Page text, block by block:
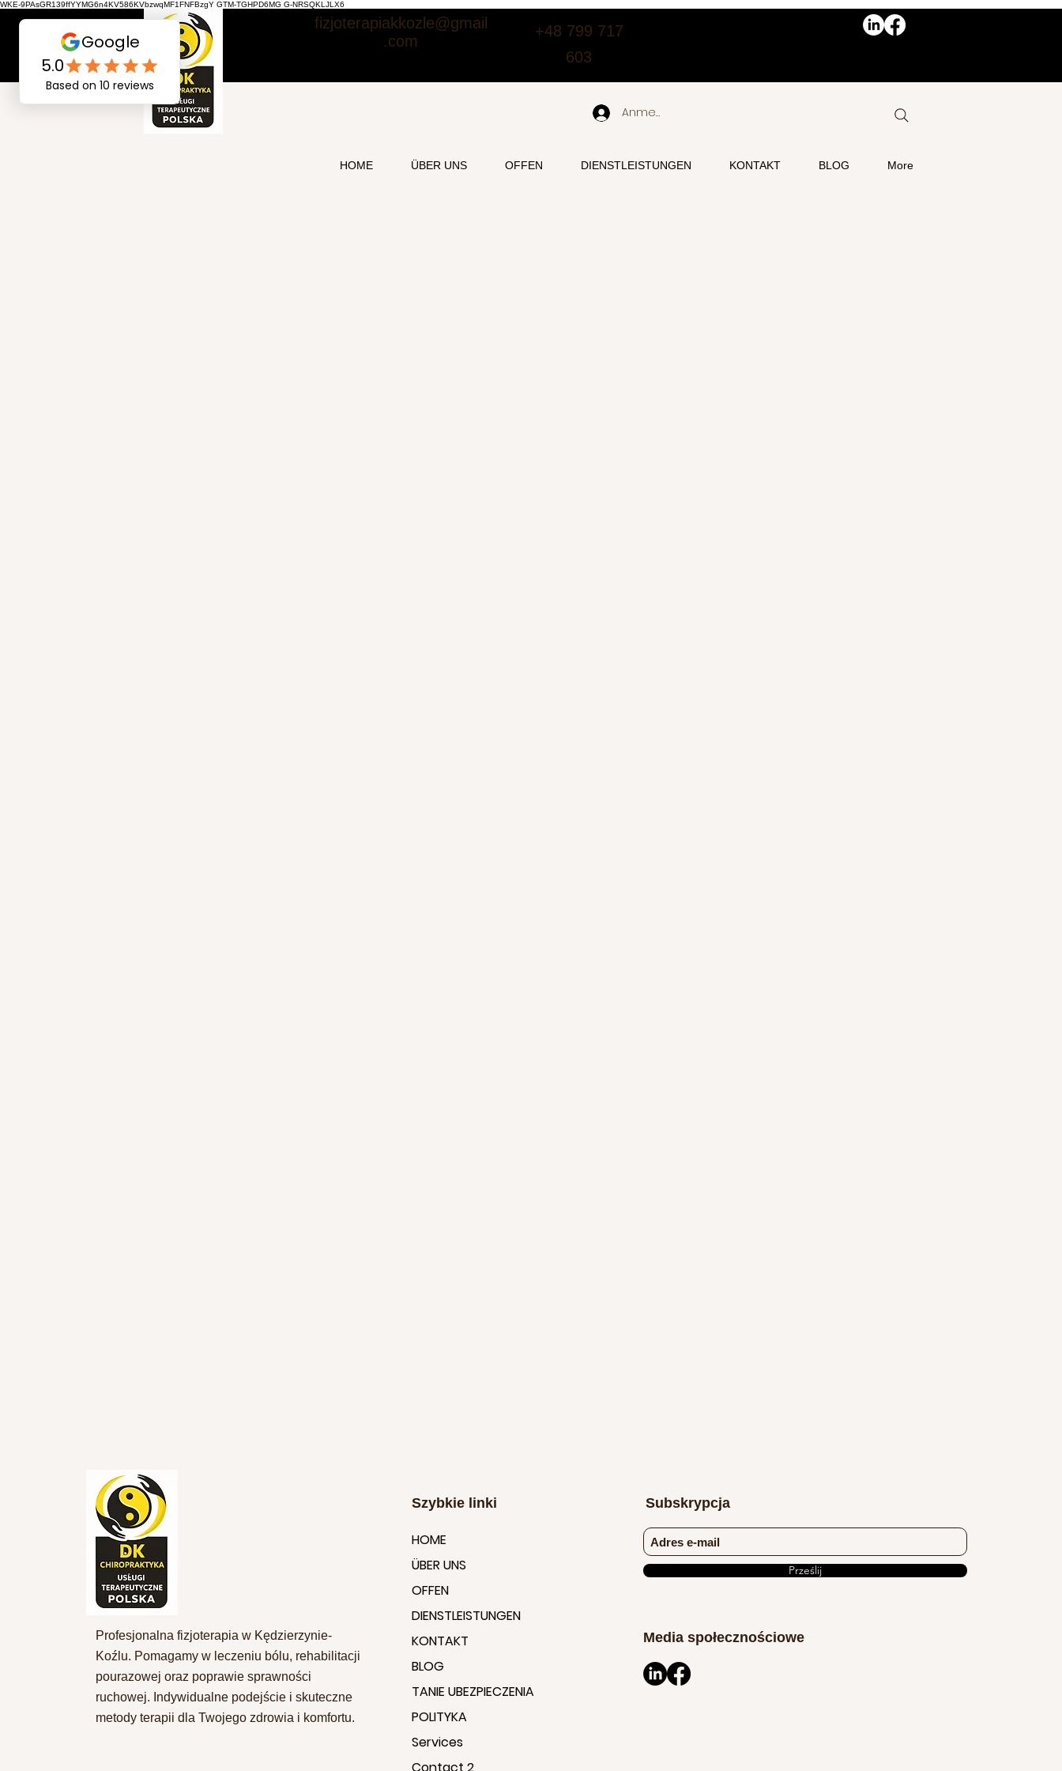
WKE-9PAsGR139ffYYMG6n4KV586KVbzwqMF1FNFBzgY GTM-TGHPD6MG G-NRSQKLJLX6
fizjoterapiakkozle@gmail
.com
+48 799 717
603
Anmelden
HOME ÜBER UNS OFFEN DIENSTLEISTUNGEN KONTAKT BLOG More
Profesjonalna fizjoterapia w Kędzierzynie-
Koźlu. Pomagamy w leczeniu bólu, rehabilitacji
pourazowej oraz poprawie sprawności
ruchowej. Indywidualne podejście i skuteczne
metody terapii dla Twojego zdrowia i komfortu.
Szybkie linki
HOME
ÜBER UNS
OFFEN
DIENSTLEISTUNGEN
KONTAKT
BLOG
TANIE UBEZPIECZENIA
POLITYKA
Services
Subskrypcja
Prześlij
Media społecznościowe